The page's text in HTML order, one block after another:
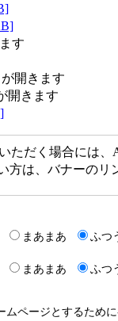
す
開きます
きます
ただく場合には、
方は、バナーの
まあまあ ふつ
まあまあ ふつ
ページとするため